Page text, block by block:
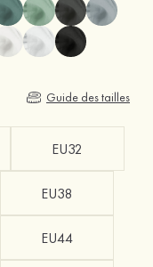
Guide des tailles
EU32
EU38
EU44